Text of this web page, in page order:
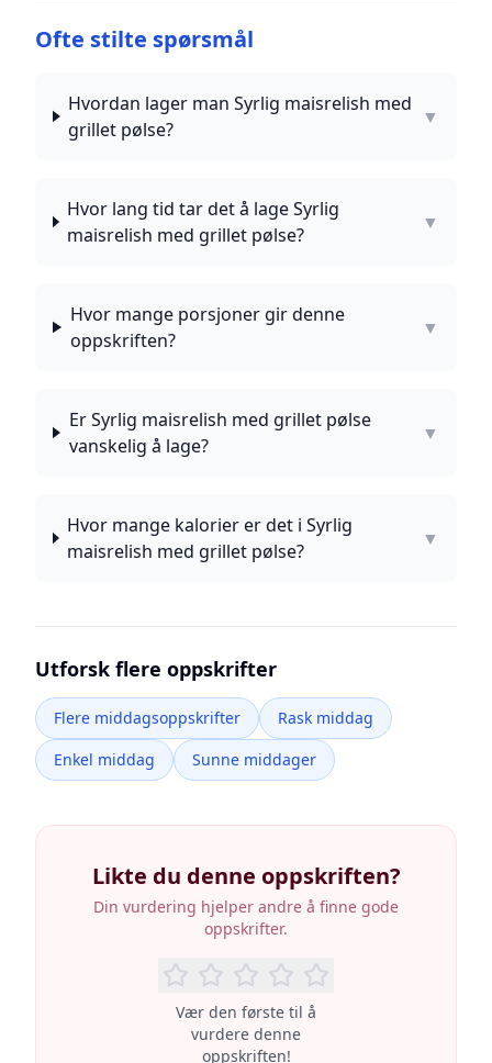
Ofte stilte spørsmål
Hvordan lager man Syrlig maisrelish med
grillet pølse?
▼
Hvor lang tid tar det å lage Syrlig
maisrelish med grillet pølse?
▼
Hvor mange porsjoner gir denne
oppskriften?
▼
Er Syrlig maisrelish med grillet pølse
vanskelig å lage?
▼
Hvor mange kalorier er det i Syrlig
maisrelish med grillet pølse?
▼
Utforsk flere oppskrifter
Flere middagsoppskrifter
Rask middag
Enkel middag
Sunne middager
Likte du denne oppskriften?
Din vurdering hjelper andre å finne gode
oppskrifter.
Vær den første til å
vurdere denne
oppskriften!